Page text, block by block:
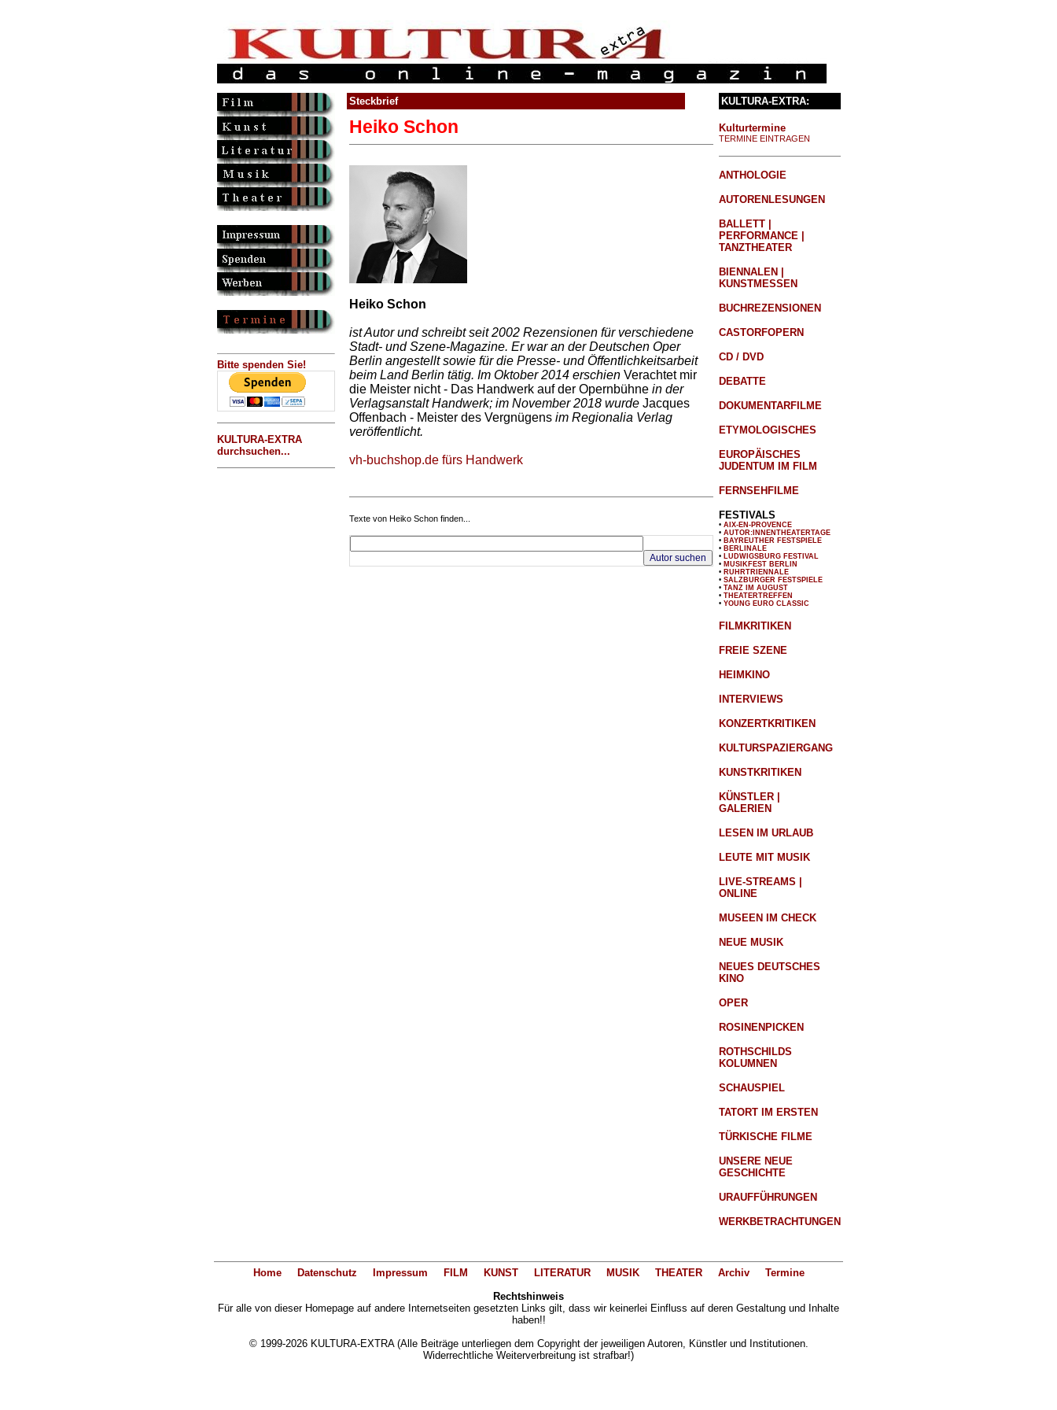
Bitte spenden Sie!
KULTURA-EXTRA
durchsuchen...
Steckbrief
Heiko Schon
Heiko Schon
ist Autor und schreibt seit 2002 Rezensionen für verschiedene
Stadt- und Szene-Magazine. Er war an der Deutschen Oper
Berlin angestellt sowie für die Presse- und Öffentlichkeitsarbeit
beim Land Berlin tätig. Im Oktober 2014 erschienVerachtet mir
die Meister nicht - Das Handwerk auf der Opernbühne in der
Verlagsanstalt Handwerk; im November 2018 wurdeJacques
Offenbach - Meister des Vergnügens im Regionalia Verlag
veröffentlicht.
vh-buchshop.de fürs Handwerk
Texte von Heiko Schon finden...
KULTURA-EXTRA:
Kulturtermine
TERMINE EINTRAGEN
ANTHOLOGIE
AUTORENLESUNGEN
BALLETT |
PERFORMANCE |
TANZTHEATER
BIENNALEN |
KUNSTMESSEN
BUCHREZENSIONEN
CASTORFOPERN
CD / DVD
DEBATTE
DOKUMENTARFILME
ETYMOLOGISCHES
EUROPÄISCHES
JUDENTUM IM FILM
FERNSEHFILME
FESTIVALS
• AIX-EN-PROVENCE
• AUTOR:INNENTHEATERTAGE
• BAYREUTHER FESTSPIELE
• BERLINALE
• LUDWIGSBURG FESTIVAL
• MUSIKFEST BERLIN
• RUHRTRIENNALE
• SALZBURGER FESTSPIELE
• TANZ IM AUGUST
• THEATERTREFFEN
• YOUNG EURO CLASSIC
FILMKRITIKEN
FREIE SZENE
HEIMKINO
INTERVIEWS
KONZERTKRITIKEN
KULTURSPAZIERGANG
KUNSTKRITIKEN
KÜNSTLER |
GALERIEN
LESEN IM URLAUB
LEUTE MIT MUSIK
LIVE-STREAMS |
ONLINE
MUSEEN IM CHECK
NEUE MUSIK
NEUES DEUTSCHES
KINO
OPER
ROSINENPICKEN
ROTHSCHILDS
KOLUMNEN
SCHAUSPIEL
TATORT IM ERSTEN
TÜRKISCHE FILME
UNSERE NEUE
GESCHICHTE
URAUFFÜHRUNGEN
WERKBETRACHTUNGEN
Home Datenschutz Impressum FILM KUNST LITERATUR MUSIK THEATER Archiv
Termine
Rechtshinweis
Für alle von dieser Homepage auf andere Internetseiten gesetzten Links gilt, dass wir keinerlei Einfluss auf deren Gestaltung und Inhalte
haben!!
© 1999-2026 KULTURA-EXTRA (Alle Beiträge unterliegen dem Copyright der jeweiligen Autoren, Künstler und Institutionen.
Widerrechtliche Weiterverbreitung ist strafbar!)